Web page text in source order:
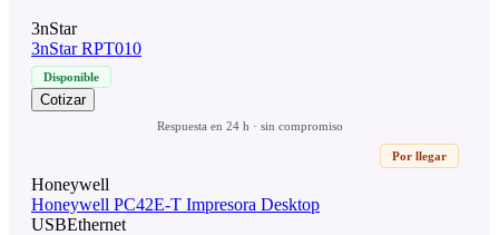
3nStar
3nStar RPT010
Disponible
Cotizar
Respuesta en 24 h · sin compromiso
Por llegar
Honeywell
Honeywell PC42E-T Impresora Desktop
USBEthernet